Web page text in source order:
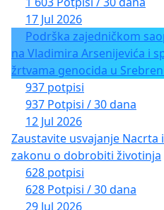
17 Jul 2026
Podrška zajedničkom
na Vladimira Arsenijevića i
žrtvama genocida u
937 potpisi
937 Potpisi / 30 dana
12 Jul 2026
Zaustavite usvajanje
zakonu o dobrobiti životinja
628 potpisi
628 Potpisi / 30 dana
29 Jul 2026